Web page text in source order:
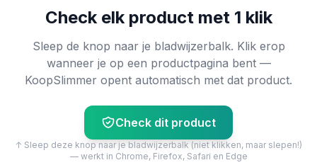
Check elk product met 1 klik
Sleep de knop naar je bladwijzerbalk. Klik erop
wanneer je op een productpagina bent —
KoopSlimmer opent automatisch met dat product.
Check dit product
↑ Sleep deze knop naar je bladwijzerbalk (niet klikken, maar slepen!)
— werkt in Chrome, Firefox, Safari en Edge